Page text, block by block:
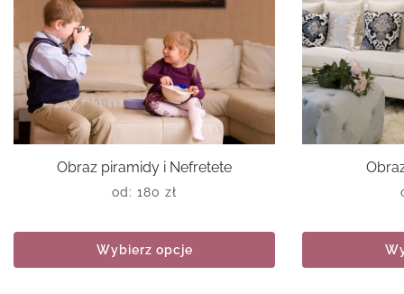
Obraz piramidy i Nefretete
od: 180 zł
Wybierz opcje